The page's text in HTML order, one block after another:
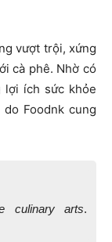
vượt trội, xứng
cà phê. Nhờ có
lợi ích sức khỏe
Foodnk cung
culinary arts.